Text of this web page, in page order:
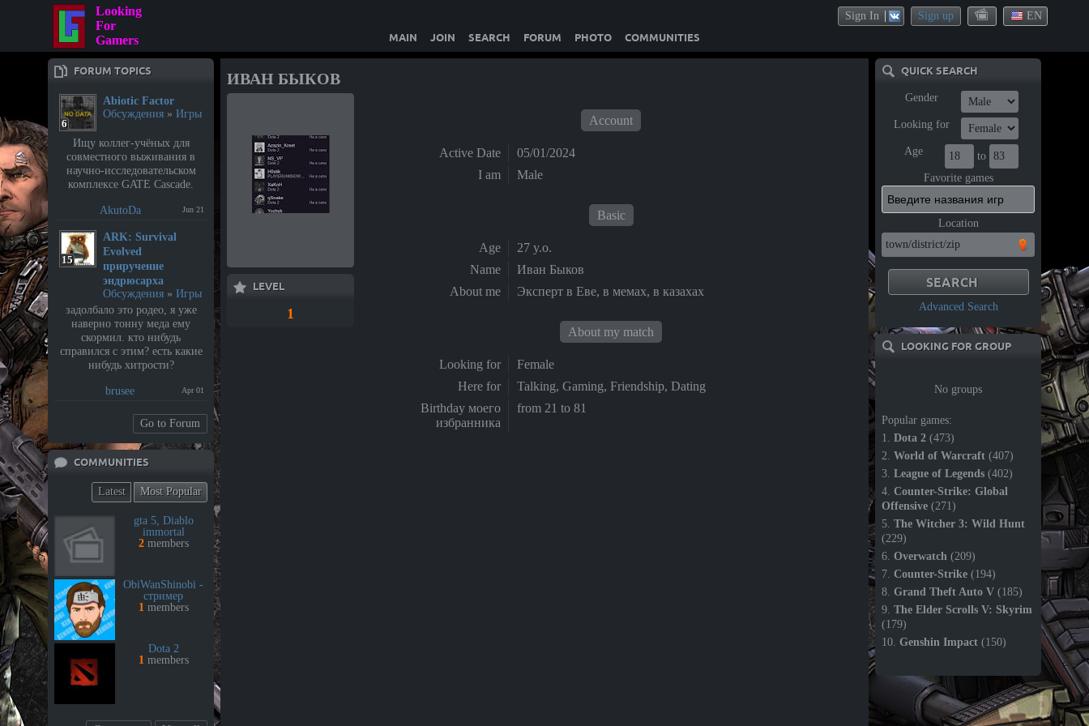
Looking
For
Gamers
Sign In Sign up EN
MAIN JOIN SEARCH FORUM PHOTO COMMUNITIES
FORUM TOPICS
6
Abiotic Factor
Обсуждения » Игры
Ищу коллег-учёных для
совместного выживания в
научно-исследовательском
комплексе GATE Cascade.
AkutoDa Jun 21
15
⁣ARK: Survival
Evolved
приручение
эндрюсарха
Обсуждения » Игры
задолбало это родео, я уже
наверно тонну меда ему
скормил. кто нибудь
справился с этим? есть какие
нибудь хитрости?
brusee Apr 01
Go to Forum
COMMUNITIES
Latest Most Popular
gta 5, Diablo
immortal
2members
ObiWanShinobi -
стример
1members
Dota 2
1members
ИВАН БЫКОВ
LEVEL
1
Account
Active Date
05/01/2024
I am
Male
Basic
Age
27 y.o.
Name
Иван Быков
About me
Эксперт в Еве, в мемах, в казахах
About my match
Looking for
Female
Here for
Talking, Gaming, Friendship, Dating
Birthday моего
избранника
from 21 to 81
QUICK SEARCH
Gender
Looking for
Age
to
Favorite games
Location
Advanced Search
LOOKING FOR GROUP
No groups
Popular games:
1. Dota 2 (473)
2. World of Warcraft (407)
3. League of Legends (402)
4. Counter-Strike: Global
Offensive (271)
5. The Witcher 3: Wild Hunt
(229)
6. Overwatch (209)
7. Counter-Strike (194)
8. Grand Theft Auto V (185)
9. The Elder Scrolls V: Skyrim
(179)
10. Genshin Impact (150)